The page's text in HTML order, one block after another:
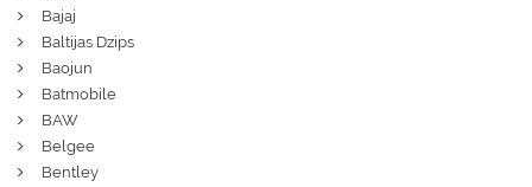
Bajaj
Baltijas Dzips
Baojun
Batmobile
BAW
Belgee
Bentley